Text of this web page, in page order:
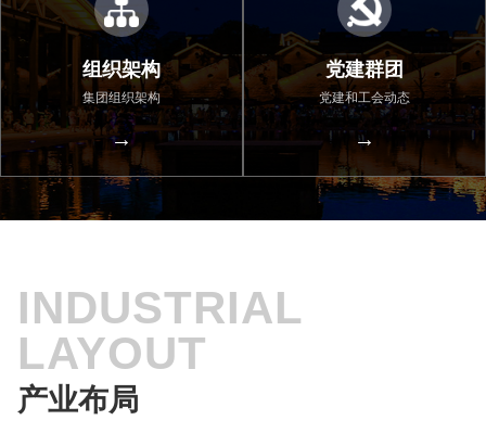
组织架构
集团组织架构
→
党建群团
党建和工会动态
→
INDUSTRIAL
LAYOUT
产业布局